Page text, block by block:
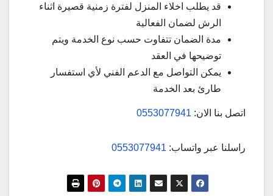
قد يطلب اخلاء المنزل لفترة زمنية قصيرة اثناء
الرش لضمان الفعالية
مدة الضمان تتفاوت حسب نوع الخدمة ويتم
توضيحها في العقد
يمكن التواصل مع الدعم الفني لأي استفسار
طارئ بعد الخدمة
اتصل بنا الان: 0553077941
راسلنا عبر واتساب: 0553077941